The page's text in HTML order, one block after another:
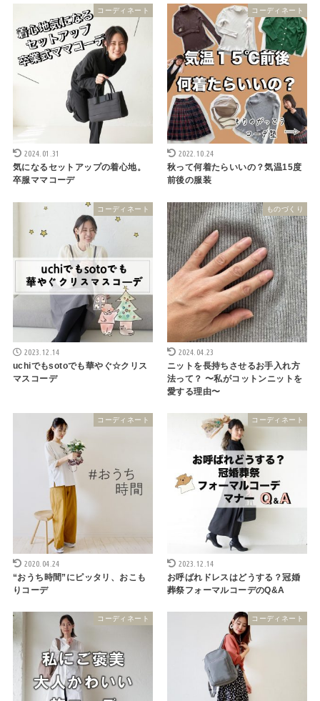
コーディネート
2024.01.31
気になるセットアップの着心地。
卒服ママコーデ
コーディネート
2022.10.24
秋って何着たらいいの？気温15度
前後の服装
コーディネート
2023.12.14
uchiでもsotoでも華やぐ☆クリス
マスコーデ
ものづくり
2024.04.23
ニットを長持ちさせるお手入れ方
法って？ 〜私がコットンニットを
愛する理由〜
コーディネート
2020.04.24
“おうち時間”にピッタリ、おこも
りコーデ
コーディネート
2023.12.14
お呼ばれドレスはどうする？冠婚
葬祭フォーマルコーデのQ&A
コーディネート コーディネート